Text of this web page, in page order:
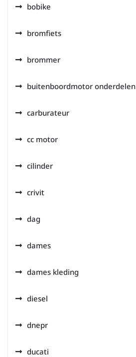
bobike
bromfiets
brommer
buitenboordmotor onderdelen
carburateur
cc motor
cilinder
crivit
dag
dames
dames kleding
diesel
dnepr
ducati